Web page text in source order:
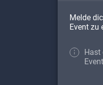
Melde
Event zu
Hast